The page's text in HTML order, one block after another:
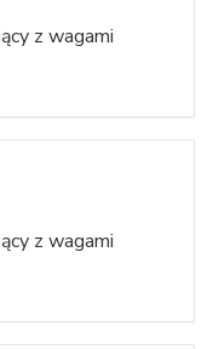
z wagami
z wagami